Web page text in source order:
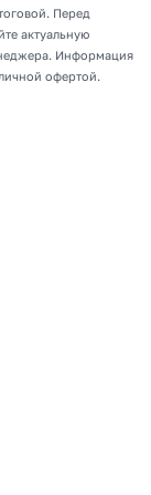
Перед
актуальную
Информация
офертой.